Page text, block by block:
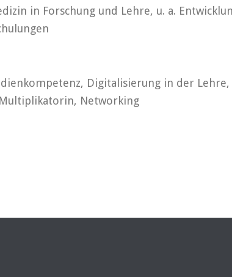
in Forschung und Lehre, u. a.
Digitalisierung in der
Networking